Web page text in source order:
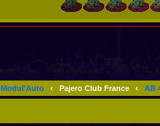
Modul'Auto ‹ Pajero Club France ‹ AB